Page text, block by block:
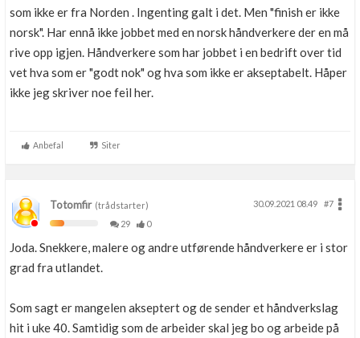
som ikke er fra Norden . Ingenting galt i det. Men "finish er ikke
norsk". Har ennå ikke jobbet med en norsk håndverkere der en må
rive opp igjen. Håndverkere som har jobbet i en bedrift over tid
vet hva som er "godt nok" og hva som ikke er akseptabelt. Håper
ikke jeg skriver noe feil her.
Anbefal Siter
Totomfir(trådstarter) 30.09.2021 08.49
#7
29
0
Joda. Snekkere, malere og andre utførende håndverkere er i stor
grad fra utlandet.
Som sagt er mangelen akseptert og de sender et håndverkslag
hit i uke 40. Samtidig som de arbeider skal jeg bo og arbeide på